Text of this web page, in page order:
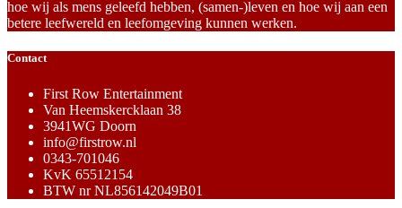
hoe wij als mens geleefd hebben, (samen-)leven en hoe wij aan een
betere leefwereld en leefomgeving kunnen werken.
Contact
First Row Entertainment
Van Heemskercklaan 38
3941WG Doorn
info@firstrow.nl
0343-701046
KvK 65512154
BTW nr NL856142049B01